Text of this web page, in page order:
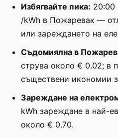
Избягвайте пика: 20:00
/kWh в Пожаревак —
или зареждането на
Съдомиялна в
струва около € 0.02; в
съществени икономии
Зареждане на
kWh зареждане в най-
около € 0.70.